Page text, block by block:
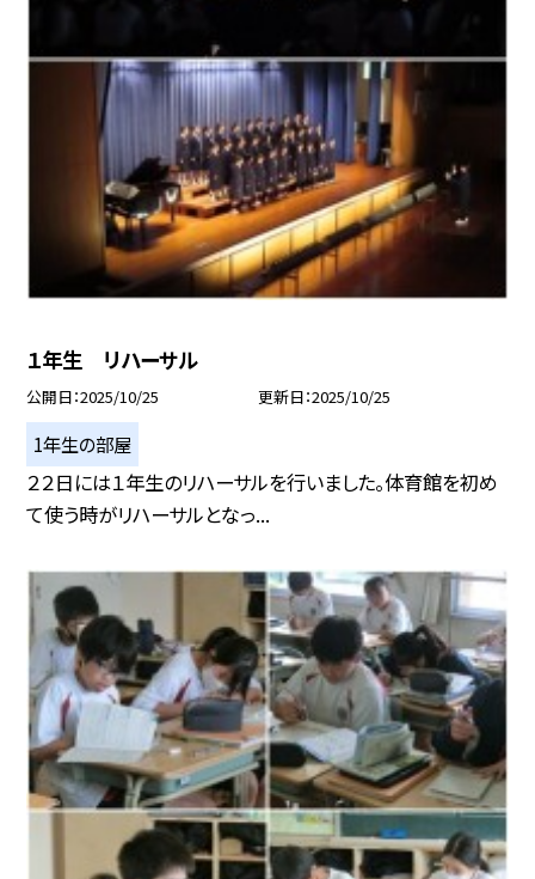
１年生 リハーサル
公開日 2025/10/25 更新日 2025/10/25
1年生の部屋
２２日には１年生のリハーサルを行いました。体育館を初め
て使う時がリハーサルとなっ...